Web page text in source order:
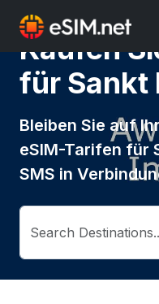
Kaufen
für Sankt
Bleiben Sie auf
eSIM-Tarifen für
SMS in